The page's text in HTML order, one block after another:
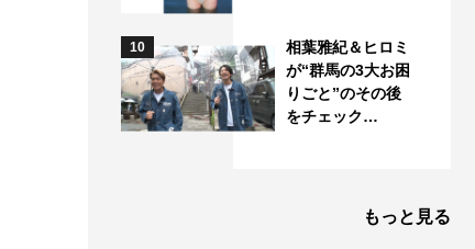
10
相葉雅紀＆ヒロミ
が“群馬の3大お困
りごと”のその後
をチェック…
もっと見る